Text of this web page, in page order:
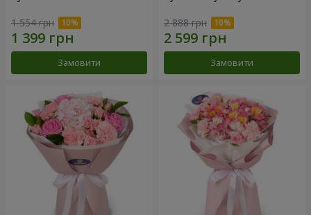
1 554 грн
Замовити
2 888 грн
Замовити